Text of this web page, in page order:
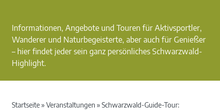
Informationen, Angebote und Touren für Aktivsportler,
Wanderer und Naturbegeisterte, aber auch für Genießer
– hier findet jeder sein ganz persönliches Schwarzwald-
Highlight.
Startseite» Veranstaltungen » Schwarzwald-Guide-Tour: